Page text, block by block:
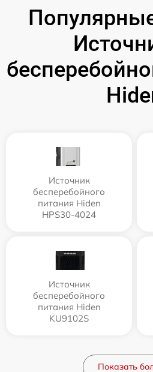
Источник
бесперебойного
питания Hiden
HPS30-4024
Источник
бесперебойного
питания Hiden
KU9102S
Показать